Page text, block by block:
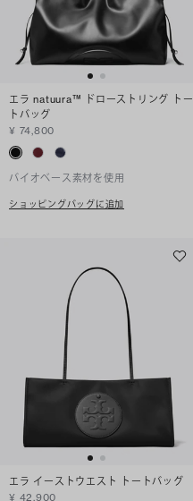
エラ natuura™ ドローストリング トー
トバッグ
¥ 74,800
バイオベース素材を使用
ショッピングバッグに追加
エラ イーストウエスト トートバッグ
¥ 42,900